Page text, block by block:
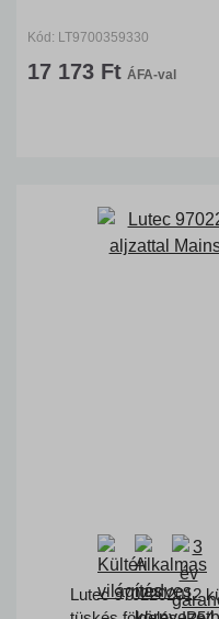
Kód: LT9700359330
17 173 Ft ÁFA-val
Lutec 9702202012